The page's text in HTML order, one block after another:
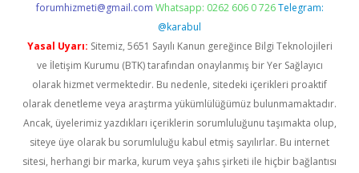
forumhizmeti@gmail.com Whatsapp: 0262 606 0 726 Telegram:
@karabul
Yasal Uyarı: Sitemiz, 5651 Sayılı Kanun gereğince Bilgi Teknolojileri
ve İletişim Kurumu (BTK) tarafından onaylanmış bir Yer Sağlayıcı
olarak hizmet vermektedir. Bu nedenle, sitedeki içerikleri proaktif
olarak denetleme veya araştırma yükümlülüğümüz bulunmamaktadır.
Ancak, üyelerimiz yazdıkları içeriklerin sorumluluğunu taşımakta olup,
siteye üye olarak bu sorumluluğu kabul etmiş sayılırlar. Bu internet
sitesi, herhangi bir marka, kurum veya şahıs şirketi ile hiçbir bağlantısı